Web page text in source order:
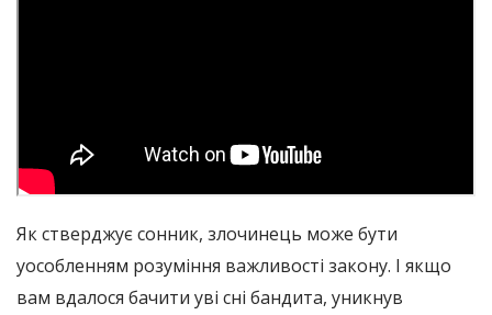
Як стверджує сонник, злочинець може бути
уособленням розуміння важливості закону. І якщо
вам вдалося бачити уві сні бандита, уникнув